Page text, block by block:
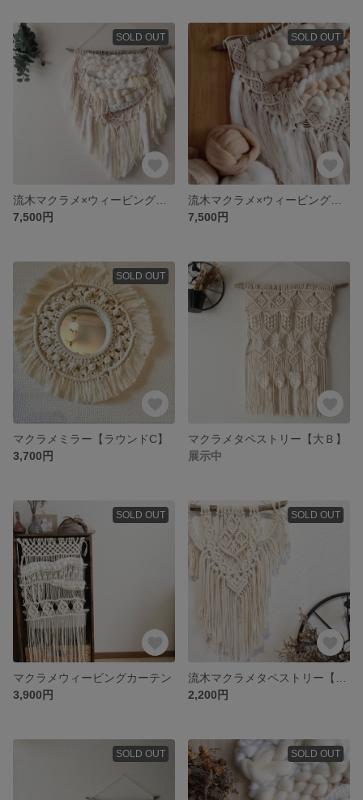
SOLD OUT
7,500円
SOLD OUT
7,500円
SOLD OUT
マクラメミラー【ラウンドC】
3,700円
マクラメタペストリー【大Ｂ】
展示中
SOLD OUT
マクラメウィービングカーテン
3,900円
SOLD OUT
2,200円
SOLD OUT SOLD OUT